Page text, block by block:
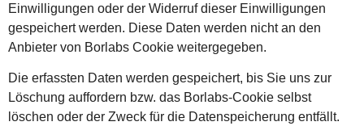
Einwilligungen oder der Widerruf dieser Einwilligungen
gespeichert werden. Diese Daten werden nicht an den
Anbieter von Borlabs Cookie weitergegeben.
Die erfassten Daten werden gespeichert, bis Sie uns zur
Löschung auffordern bzw. das Borlabs-Cookie selbst
löschen oder der Zweck für die Datenspeicherung entfällt.